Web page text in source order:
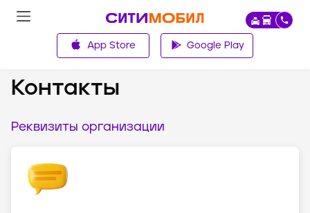
App Store Google Play
О компании
Контакты
Реквизиты организации